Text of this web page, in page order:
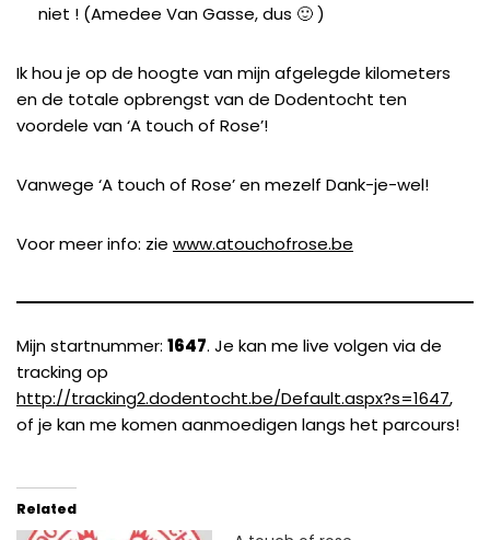
niet ! (Amedee Van Gasse, dus 🙂 )
Ik hou je op de hoogte van mijn afgelegde kilometers
en de totale opbrengst van de Dodentocht ten
voordele van ‘A touch of Rose’!
Vanwege ‘A touch of Rose’ en mezelf Dank-je-wel!
Voor meer info: zie www.atouchofrose.be
Mijn startnummer: 1647. Je kan me live volgen via de
tracking op
http://tracking2.dodentocht.be/Default.aspx?s=1647,
of je kan me komen aanmoedigen langs het parcours!
Related